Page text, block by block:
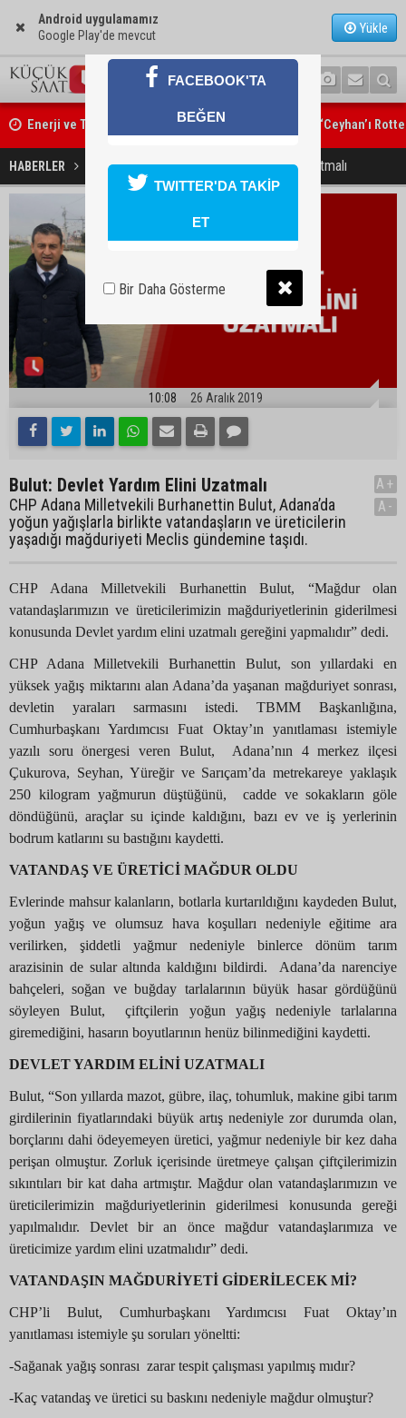
Android uygulamamız
Google Play'de mevcut
Yükle
Enerji ve Tabii Kaynaklar Bakanı Alparslan Bayraktar: “Ceyhan’ı
çevirebiliriz”
Adana eski MİT Bölge Başkanı Mustafa Hakkı Tekiner vefat etti
HABERLER GÜNDEM Bulut: Devlet Yardım Elini Uzatmalı
10:08 26 Aralık 2019
Bulut: Devlet Yardım Elini Uzatmalı
CHP Adana Milletvekili Burhanettin Bulut, Adana’da
yoğun yağışlarla birlikte vatandaşların ve üreticilerin
yaşadığı mağduriyeti Meclis gündemine taşıdı.
A+
A-
CHP Adana Milletvekili Burhanettin Bulut, “Mağdur olan
vatandaşlarımızın ve üreticilerimizin mağduriyetlerinin giderilmesi
konusunda Devlet yardım elini uzatmalı gereğini yapmalıdır” dedi.
CHP Adana Milletvekili Burhanettin Bulut, son yıllardaki en
yüksek yağış miktarını alan Adana’da yaşanan mağduriyet sonrası,
devletin yaraları sarmasını istedi. TBMM Başkanlığına,
Cumhurbaşkanı Yardımcısı Fuat Oktay’ın yanıtlaması istemiyle
yazılı soru önergesi veren Bulut, Adana’nın 4 merkez ilçesi
Çukurova, Seyhan, Yüreğir ve Sarıçam’da metrekareye yaklaşık
250 kilogram yağmurun düştüğünü, cadde ve sokakların göle
döndüğünü, araçlar su içinde kaldığını, bazı ev ve iş yerlerinin
bodrum katlarını su bastığını kaydetti.
VATANDAŞ VE ÜRETİCİ MAĞDUR OLDU
Evlerinde mahsur kalanların, botlarla kurtarıldığını kaydeden Bulut,
yoğun yağış ve olumsuz hava koşulları nedeniyle eğitime ara
verilirken, şiddetli yağmur nedeniyle binlerce dönüm tarım
arazisinin de sular altında kaldığını bildirdi. Adana’da narenciye
bahçeleri, soğan ve buğday tarlalarının büyük hasar gördüğünü
söyleyen Bulut, çiftçilerin yoğun yağış nedeniyle tarlalarına
giremediğini, hasarın boyutlarının henüz bilinmediğini kaydetti.
DEVLET YARDIM ELİNİ UZATMALI
Bulut, “Son yıllarda mazot, gübre, ilaç, tohumluk, makine gibi tarım
girdilerinin fiyatlarındaki büyük artış nedeniyle zor durumda olan,
borçlarını dahi ödeyemeyen üretici, yağmur nedeniyle bir kez daha
perişan olmuştur. Zorluk içerisinde üretmeye çalışan çiftçilerimizin
sıkıntıları bir kat daha artmıştır. Mağdur olan vatandaşlarımızın ve
üreticilerimizin mağduriyetlerinin giderilmesi konusunda gereği
yapılmalıdır. Devlet bir an önce mağdur vatandaşlarımıza ve
üreticimize yardım elini uzatmalıdır” dedi.
VATANDAŞIN MAĞDURİYETİ GİDERİLECEK Mİ?
CHP’li Bulut, Cumhurbaşkanı Yardımcısı Fuat Oktay’ın
yanıtlaması istemiyle şu soruları yöneltti:
-Sağanak yağış sonrası zarar tespit çalışması yapılmış mıdır?
-Kaç vatandaş ve üretici su baskını nedeniyle mağdur olmuştur?
FACEBOOK'TA
BEĞEN
TWITTER'DA TAKİP
ET
Bir Daha Gösterme